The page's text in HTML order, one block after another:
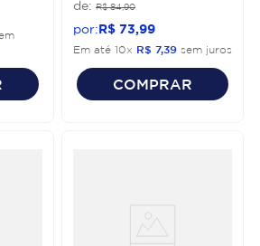
R$ 84,90
R$ 73 99
Em até 10x R$ 7, 39 sem juros
COMPRAR